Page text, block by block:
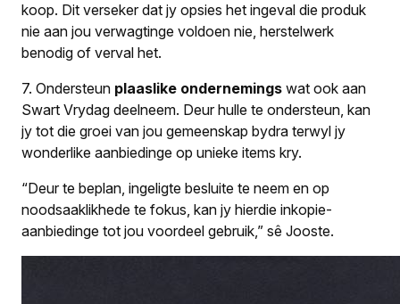
koop. Dit verseker dat jy opsies het ingeval die produk
nie aan jou verwagtinge voldoen nie, herstelwerk
benodig of verval het.
7. Ondersteun plaaslike ondernemings wat ook aan
Swart Vrydag deelneem. Deur hulle te ondersteun, kan
jy tot die groei van jou gemeenskap bydra terwyl jy
wonderlike aanbiedinge op unieke items kry.
“Deur te beplan, ingeligte besluite te neem en op
noodsaaklikhede te fokus, kan jy hierdie inkopie-
aanbiedinge tot jou voordeel gebruik,” sê Jooste.